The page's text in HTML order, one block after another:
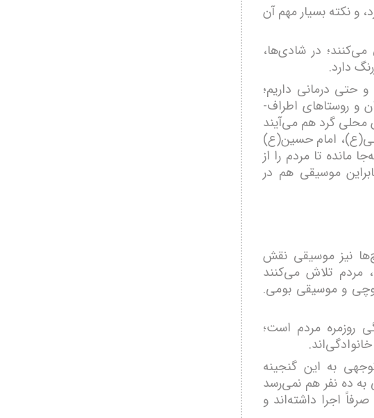
و نکته بسیار مهم آن
در شادی‌ها،
دارد.
حتی درمانی داریم؛
و روستاهای اطراف-
محلی گرد هم می‌آیند
امام حسین(ع)
مانده تا مردم را از
موسیقی هم در
نیز موسیقی نقش
مردم تلاش می‌کنند
و موسیقی بومی.
روزمره مردم است؛
به این گنجینه
ده نفر هم نمی‌رسد
اجرا داشته‌اند و